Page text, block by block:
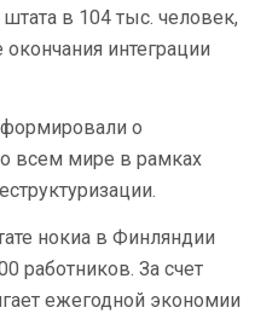
в 104 тыс. человек,
интеграции
о
всем мире в рамках
нокиа в Финляндии
работников. За счет
ежегодной экономии